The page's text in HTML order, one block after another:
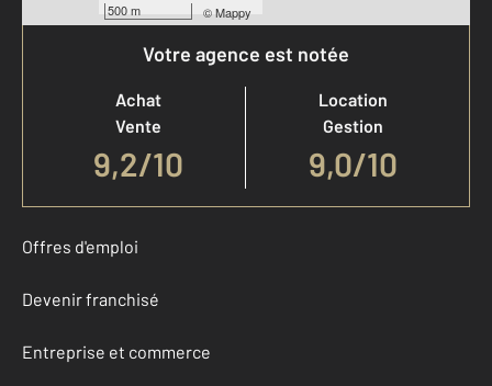
500 m ©Mappy
Votre agence est notée
Achat
Vente
9,2/10
Location
Gestion
9,0/10
Offres d'emploi
Devenir franchisé
Entreprise et commerce